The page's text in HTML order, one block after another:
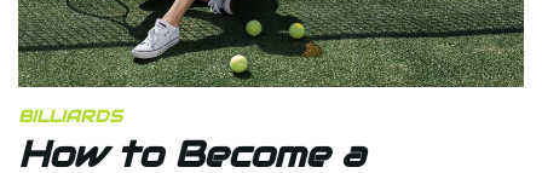
BILLIARDS
How to Become a